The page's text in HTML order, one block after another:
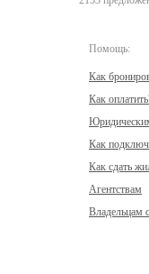
Помощь:
Как
Как
Как
Как сдать
Агентствам
Владельцам